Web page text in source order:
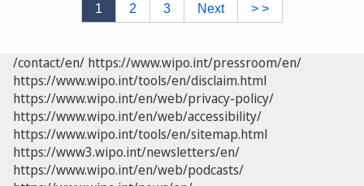
1 2 3 Next > >
/contact/en/ https://www.wipo.int/pressroom/en/
https://www.wipo.int/tools/en/disclaim.html
https://www.wipo.int/en/web/privacy-policy/
https://www.wipo.int/en/web/accessibility/
https://www.wipo.int/tools/en/sitemap.html
https://www3.wipo.int/newsletters/en/
https://www.wipo.int/en/web/podcasts/